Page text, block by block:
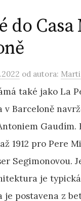
do
od autora:
také jako La
v Barceloně
Gaudím.
1912 pro Pere
Segimonovou.
je
je postavena z